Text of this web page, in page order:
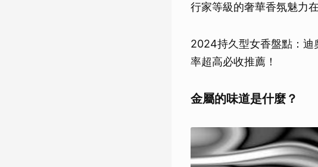
行家等級的奢華香氛魅力
2024持久型女香盤點：迪
率超高必收推薦！
金屬的味道是什麼？